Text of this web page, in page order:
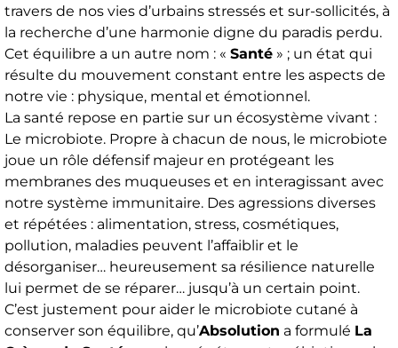
travers de nos vies d’urbains stressés et sur-sollicités, à
la recherche d’une harmonie digne du paradis perdu.
Cet équilibre a un autre nom : « Santé » ; un état qui
résulte du mouvement constant entre les aspects de
notre vie : physique, mental et émotionnel.
La santé repose en partie sur un écosystème vivant :
Le microbiote. Propre à chacun de nous, le microbiote
joue un rôle défensif majeur en protégeant les
membranes des muqueuses et en interagissant avec
notre système immunitaire. Des agressions diverses
et répétées : alimentation, stress, cosmétiques,
pollution, maladies peuvent l’affaiblir et le
désorganiser… heureusement sa résilience naturelle
lui permet de se réparer… jusqu’à un certain point.
C’est justement pour aider le microbiote cutané à
conserver son équilibre, qu’Absolution a formulé La